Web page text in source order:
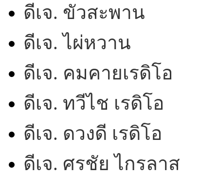
ดีเจ. ขัวสะพาน
ดีเจ. ไผ่หวาน
ดีเจ. คมคายเรดิโอ
ดีเจ. ทวีไช เรดิโอ
ดีเจ. ดวงดี เรดิโอ
ดีเจ. ศรชัย ไกรลาส